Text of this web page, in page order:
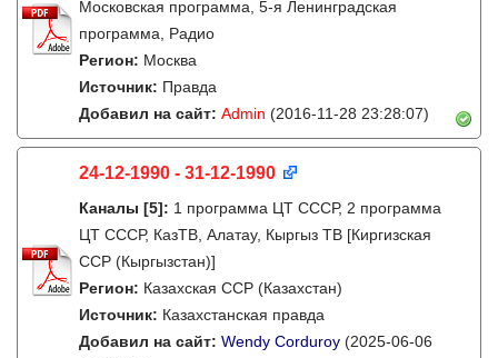
Московская программа, 5-я Ленинградская
программа, Радио
Регион: Москва
Источник: Правда
Добавил на сайт: Admin (2016-11-28 23:28:07)
24-12-1990 - 31-12-1990
Каналы [5]: 1 программа ЦТ СССР, 2 программа
ЦТ СССР, КазТВ, Алатау, Кыргыз ТВ [Киргизская
ССР (Кыргызстан)]
Регион: Казахская ССР (Казахстан)
Источник: Казахстанская правда
Добавил на сайт: Wendy Corduroy (2025-06-06